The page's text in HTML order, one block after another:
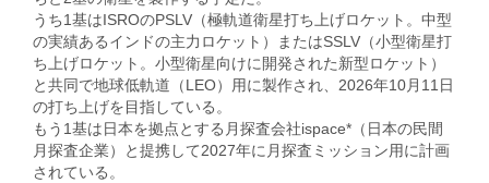
うち1基はISROのPSLV（極軌道衛星打ち上げロケット。中型
の実績あるインドの主力ロケット）またはSSLV（小型衛星打
ち上げロケット。小型衛星向けに開発された新型ロケット）
と共同で地球低軌道（LEO）用に製作され、2026年10月11日
の打ち上げを目指している。
もう1基は日本を拠点とする月探査会社ispace*（日本の民間
月探査企業）と提携して2027年に月探査ミッション用に計画
されている。